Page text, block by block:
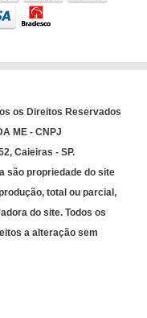
os Direitos Reservados
ME - CNPJ
Caieiras - SP.
são propriedade do site
total ou parcial,
do site. Todos os
a alteração sem